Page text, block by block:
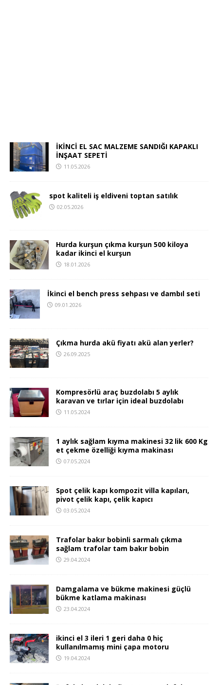
İKİNCİ EL SAC MALZEME SANDIĞI KAPAKLI
İNŞAAT SEPETİ
11.05.2026
spot kaliteli iş eldiveni toptan satılık
02.05.2026
Hurda kurşun çıkma kurşun 500 kiloya
kadar ikinci el kurşun
18.01.2026
İkinci el bench press sehpası ve dambıl seti
09.01.2026
Çıkma hurda akü fiyatı akü alan yerler?
26.09.2025
Kompresörlü araç buzdolabı 5 aylık
karavan ve tırlar için ideal buzdolabı
11.05.2024
1 aylık sağlam kıyma makinesi 32 lik 600 Kg
et çekme özelliği kıyma makinası
07.05.2024
Spot çelik kapı kompozit villa kapıları,
pivot çelik kapı, çelik kapıcı
03.05.2024
Trafolar bakır bobinli sarmalı çıkma
sağlam trafolar tam bakır bobin
29.04.2024
Damgalama ve bükme makinesi güçlü
bükme katlama makinası
23.04.2024
ikinci el 3 ileri 1 geri daha 0 hiç
kullanılmamış mini çapa motoru
19.04.2024